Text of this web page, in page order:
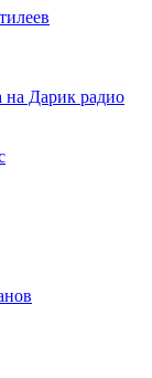
на Дарик радио